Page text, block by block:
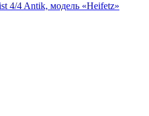
4/4 Antik, модель «Heifetz»